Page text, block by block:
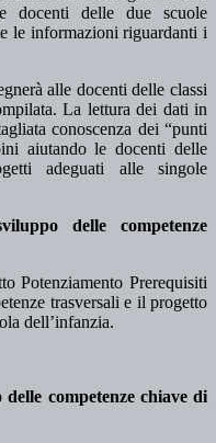
docenti delle due scuole
le informazioni riguardanti i
alle docenti delle classi
La lettura dei dati in
conoscenza dei “punti
aiutando le docenti delle
adeguati alle singole
delle competenze
Potenziamento Prerequisiti
trasversali e il progetto
dell’infanzia.
competenze chiave di